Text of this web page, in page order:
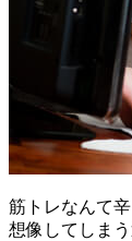
筋トレなんて
想像してしま